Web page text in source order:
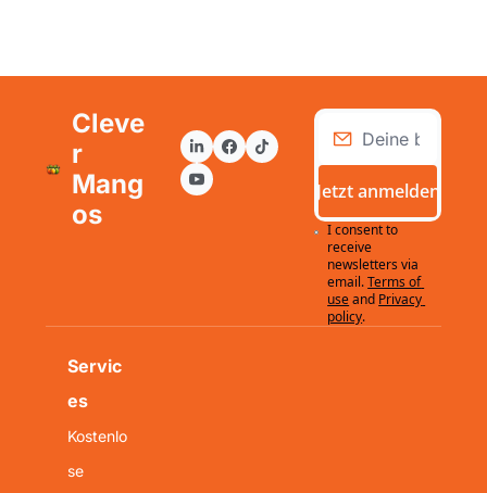
Cleve
r
Mang
os
Jetzt anmelden
I consent to
receive
newsletters via
email.Terms of
useand Privacy
policy.
Servic
es
Kostenlo
se